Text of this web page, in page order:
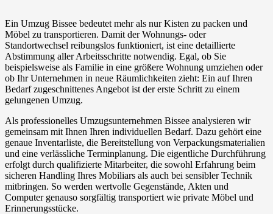
Ein Umzug Bissee bedeutet mehr als nur Kisten zu packen und
Möbel zu transportieren. Damit der Wohnungs- oder
Standortwechsel reibungslos funktioniert, ist eine detaillierte
Abstimmung aller Arbeitsschritte notwendig. Egal, ob Sie
beispielsweise als Familie in eine größere Wohnung umziehen oder
ob Ihr Unternehmen in neue Räumlichkeiten zieht: Ein auf Ihren
Bedarf zugeschnittenes Angebot ist der erste Schritt zu einem
gelungenen Umzug.
Als professionelles Umzugsunternehmen Bissee analysieren wir
gemeinsam mit Ihnen Ihren individuellen Bedarf. Dazu gehört eine
genaue Inventarliste, die Bereitstellung von Verpackungsmaterialien
und eine verlässliche Terminplanung. Die eigentliche Durchführung
erfolgt durch qualifizierte Mitarbeiter, die sowohl Erfahrung beim
sicheren Handling Ihres Mobiliars als auch bei sensibler Technik
mitbringen. So werden wertvolle Gegenstände, Akten und
Computer genauso sorgfältig transportiert wie private Möbel und
Erinnerungsstücke.